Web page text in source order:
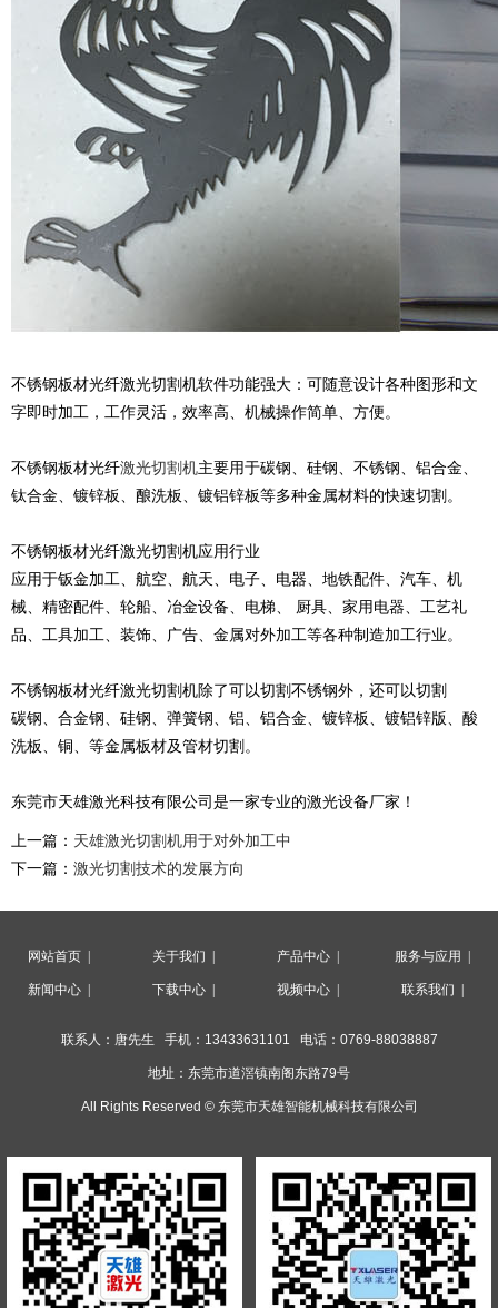
不锈钢板材光纤激光切割机软件功能强大：可随意设计各种图形和文
字即时加工，工作灵活，效率高、机械操作简单、方便。
不锈钢板材光纤激光切割机主要用于碳钢、硅钢、不锈钢、铝合金、
钛合金、镀锌板、酿洗板、镀铝锌板等多种金属材料的快速切割。
不锈钢板材光纤激光切割机应用行业
应用于钣金加工、航空、航天、电子、电器、地铁配件、汽车、机
械、精密配件、轮船、冶金设备、电梯、 厨具、家用电器、工艺礼
品、工具加工、装饰、广告、金属对外加工等各种制造加工行业。
不锈钢板材光纤激光切割机除了可以切割不锈钢外，还可以切割
碳钢、合金钢、硅钢、弹簧钢、铝、铝合金、镀锌板、镀铝锌版、酸
洗板、铜、等金属板材及管材切割。
东莞市天雄激光科技有限公司是一家专业的激光设备厂家！
上一篇： 天雄激光切割机用于对外加工中
下一篇： 激光切割技术的发展方向
网站首页 关于我们 产品中心 服务与应用
新闻中心 下载中心 视频中心 联系我们
联系人：唐先生 手机： 13433631101 电话： 0769-88038887
地址： 东莞市道滘镇南阁东路79号
All Rights Reserved © 东莞市天雄智能机械科技有限公司